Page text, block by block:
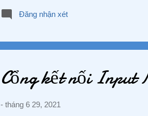
☘ ️ : CÔNG TY
Nguyễn Hưng Tel :
WEBSITE:
Đăng nhận xét
Cổng kết nối Input
- tháng 6 29, 2021